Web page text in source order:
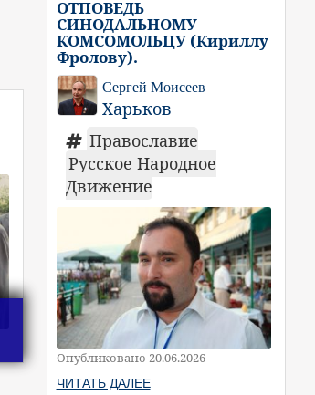
ОТПОВЕДЬ
СИНОДАЛЬНОМУ
КОМСОМОЛЬЦУ (Кириллу
Фролову).
Сергей Моисеев
Харьков
Православие
Русское Народное
Движение
Опубликовано 20.06.2026
ЧИТАТЬ ДАЛЕЕ